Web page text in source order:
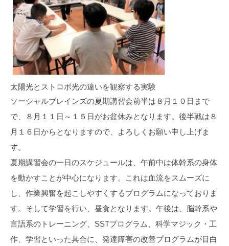
太陽光とストロボ光の違いを観察する実験
ソーシャルブレインズの夏期講習会前半は８月１０日まで
で、８月１１日～１５日がお盆休みとなります。後半戦は８
月１６日からとなりますので、よろしくお願い申し上げま
す。
夏期講習会の一日のスケジュールは、午前中は体幹系の身体
を動かすことが中心になります。これは血流をスムーズに
し、作業興奮を起こしやすくするプログラムになっておりま
す。そして学習を行い、昼食となります。午後は、脳幹系や
言語系のトレーニング、SSTプログラム、科学マジック・工
作、学習といった具合に、発達障害の改善プログラムが目白